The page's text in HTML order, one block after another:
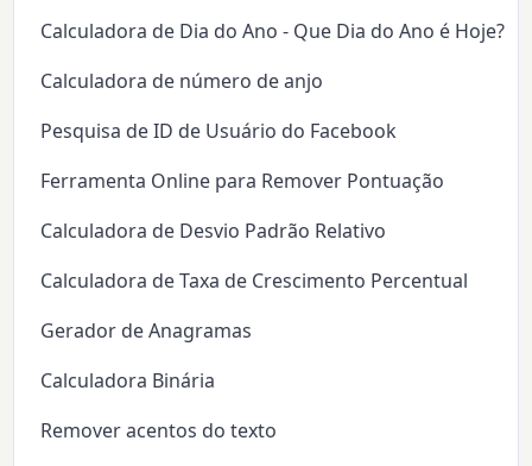
Calculadora de Dia do Ano - Que Dia do Ano é Hoje?
Calculadora de número de anjo
Pesquisa de ID de Usuário do Facebook
Ferramenta Online para Remover Pontuação
Calculadora de Desvio Padrão Relativo
Calculadora de Taxa de Crescimento Percentual
Gerador de Anagramas
Calculadora Binária
Remover acentos do texto